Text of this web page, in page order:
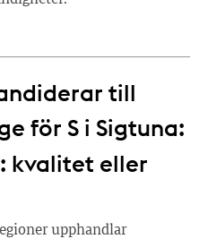
till
för S i Sigtuna:
kvalitet eller
upphandlar